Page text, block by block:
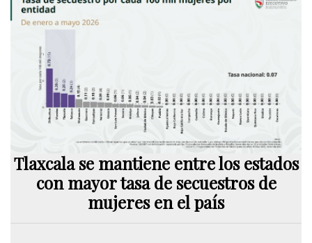
Tlaxcala se mantiene entre los estados
con mayor tasa de secuestros de
mujeres en el país